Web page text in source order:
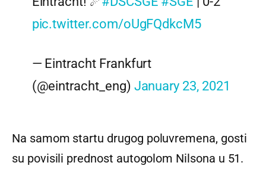
pic.twitter.com/oUgFQdkcM5
— Eintracht Frankfurt
(@eintracht_eng) January 23, 2021
Na samom startu drugog poluvremena, gosti
su povisili prednost autogolom Nilsona u 51.